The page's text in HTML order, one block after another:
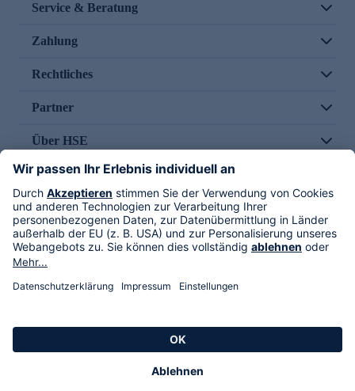
Service & Beratung
Zahlung
Rechtliches
Partner
Über HSE
Im TV
HSE International